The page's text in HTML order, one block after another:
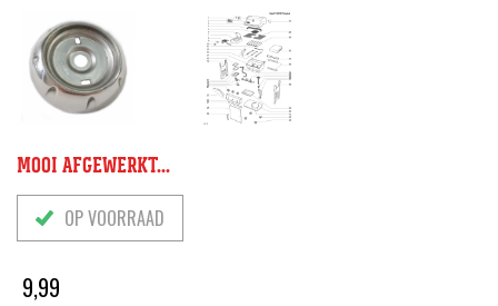
MOOI AFGEWERKT...
OP VOORRAAD
9,99